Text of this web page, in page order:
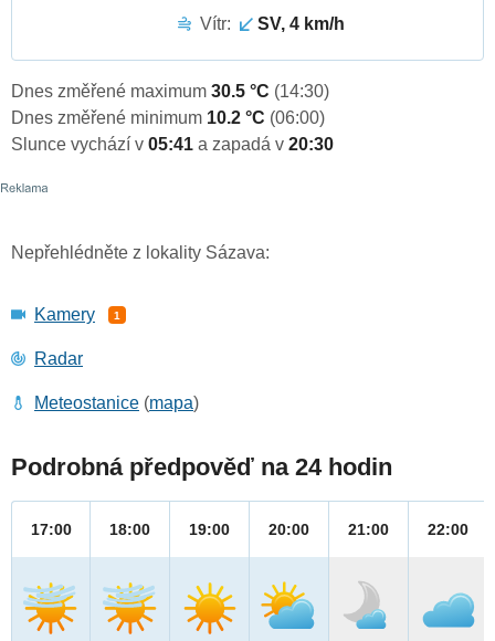
Vítr:
SV, 4 km/h
Dnes změřené maximum 30.5 °C (14:30)
Dnes změřené minimum 10.2 °C (06:00)
Slunce vychází v 05:41 a zapadá v 20:30
Nepřehlédněte z lokality Sázava:
Kamery 1
Radar
Meteostanice (mapa)
Podrobná předpověď na 24 hodin
17:00 18:00 19:00 20:00 21:00 22:00